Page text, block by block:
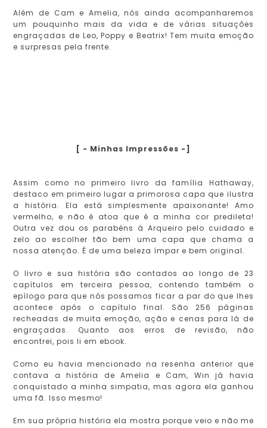
Além de Cam e Amelia, nós ainda acompanharemos
um pouquinho mais da vida e de várias situações
engraçadas de Leo, Poppy e Beatrix! Tem muita emoção
e surpresas pela frente.
[ - Minhas Impressões -]
Assim como no primeiro livro da família Hathaway,
destaco em primeiro lugar a primorosa capa que ilustra
a história. Ela está simplesmente apaixonante! Amo
vermelho, e não é atoa que é a minha cor predileta!
Outra vez dou os parabéns à Arqueiro pelo cuidado e
zelo ao escolher tão bem uma capa que chama a
nossa atenção. É de uma beleza ímpar e bem original.
O livro e sua história são contados ao longo de 23
capítulos em terceira pessoa, contendo também o
epílogo para que nós possamos ficar a par do que lhes
acontece após o capítulo final. São 256 páginas
recheadas de muita emoção, ação e cenas para lá de
engraçadas. Quanto aos erros de revisão, não
encontrei, pois li em ebook.
Como eu havia mencionado na resenha anterior que
contava a história de Amelia e Cam, Win já havia
conquistado a minha simpatia, mas agora ela ganhou
uma fã. Isso mesmo!
Em sua própria história ela mostra porque veio e não me